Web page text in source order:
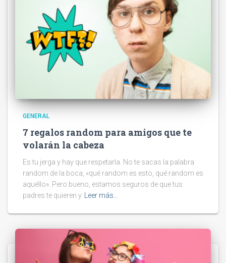
GENERAL
7 regalos random para amigos que te
volarán la cabeza
Es tu jerga y hay que respetarla. No te sacas la palabra
random de la boca, «qué random es esto, qué random es
aquéllo». Pero bueno, estamos seguros de que tus
padres te quieren y
Leer más…